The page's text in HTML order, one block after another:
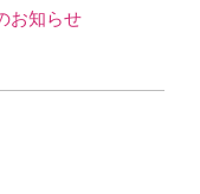
お知らせ